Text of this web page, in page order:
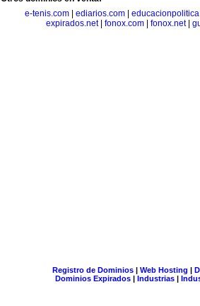
e-tenis.com
ediarios.com
expirados.net| fonox.com fonox.net|
Registro de Dominios| Web Hosting |
Dominios Expirados | Industrias |